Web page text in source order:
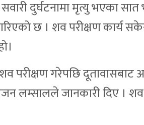
दुर्घटनामा मृत्यु भएका
छ । शव परीक्षण कार्य
परीक्षण गरेपछि दूतावासबाट
लम्सालले जानकारी दिए ।